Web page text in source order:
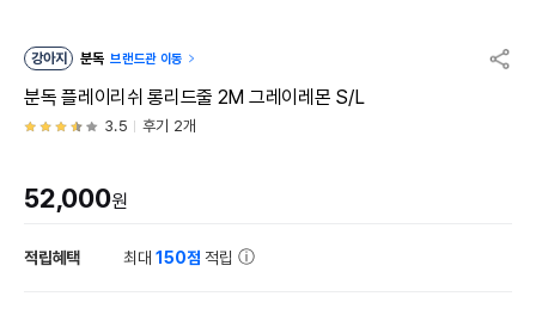
강아지 분독 브랜드관 이동
분독 플레이리쉬 롱리드줄 2M 그레이레몬 S/L
3.5 후기 2개
52,000원
적립혜택 최대150점 적립